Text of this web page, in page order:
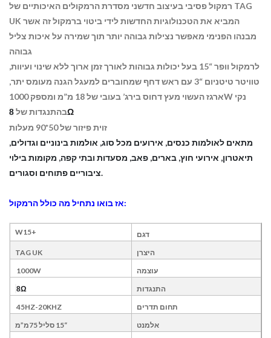
רמקול פסיבי בעיצוב חדשני מסדרת הרמקולים האיכותיים של TAG
UK המביא את הטכנולוגיות החדשות לידי ביטוי ברמקול זה אשר
מבנהו הפנימי מאפשר נצילות גבוהה יותר תוך שמירה על איכות צליל
גבוהה
לרמקול וופר “15 בעל יכולות גבוהות לאורך זמן ארוך ללא שינוי ועיוות,
טוויטר טיטניום “3 עם ראש דחף שמחוברים למעגל הגנה מעומס יתר,
ארגז העשוי מעץ דחוס בירג’ בעובי של 18 מ”מ ומספק
1000W נקי
בהתנגדות של8 Ω
זוית פיזור של 50*90 מעלות
מתאים לאולמות כנסים, אירועים מכל סוג, אולמות בינוניים וגדולים,
תיאטרון, אירועי חוץ, בארים, פאב, מסעדות ובתי קפה, מקומות בילוי
ציבוריים פתוחים וסגורים.
אז בואו נתחיל מה כולל הרמקול:
דגם +W15
היצרן
TAG UK
עוצמה
1000W
התנגדות 8Ω
תחום תדרים 45HZ-20KHZ
אלמנט
“15 סליל 75מ”מ